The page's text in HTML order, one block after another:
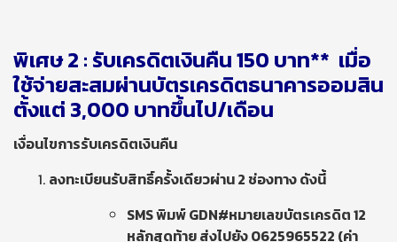
พิเศษ2 : รับเครดิตเงินคืน 150 บาท** เมื่อ
ใช้จ่ายสะสมผ่านบัตรเครดิตธนาคารออมสิน
ตั้งแต่ 3,000 บาทขึ้นไป/เดือน
เงื่อนไขการรับเครดิตเงินคืน
ลงทะเบียนรับสิทธิ์ครั้งเดียวผ่าน2 ช่องทาง ดังนี้
SMS พิมพ์ GDN#หมายเลขบัตรเครดิต 12
หลักสุดท้าย ส่งไปยัง 0625965522 (ค่า